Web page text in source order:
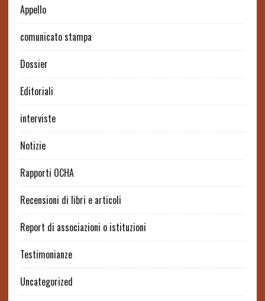
Appello
comunicato stampa
Dossier
Editoriali
interviste
Notizie
Rapporti OCHA
Recensioni di libri e articoli
Report di associazioni o istituzioni
Testimonianze
Uncategorized